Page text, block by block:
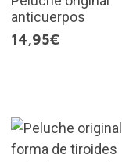
anticuerpos
14,95€